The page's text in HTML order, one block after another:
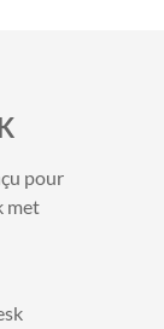
pour
met